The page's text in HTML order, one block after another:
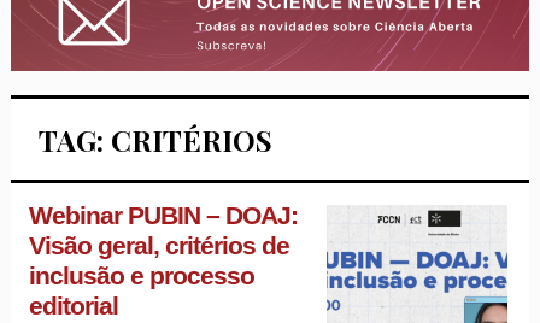
TAG: CRITÉRIOS
Webinar PUBIN – DOAJ:
Visão geral, critérios de
inclusão e processo
editorial